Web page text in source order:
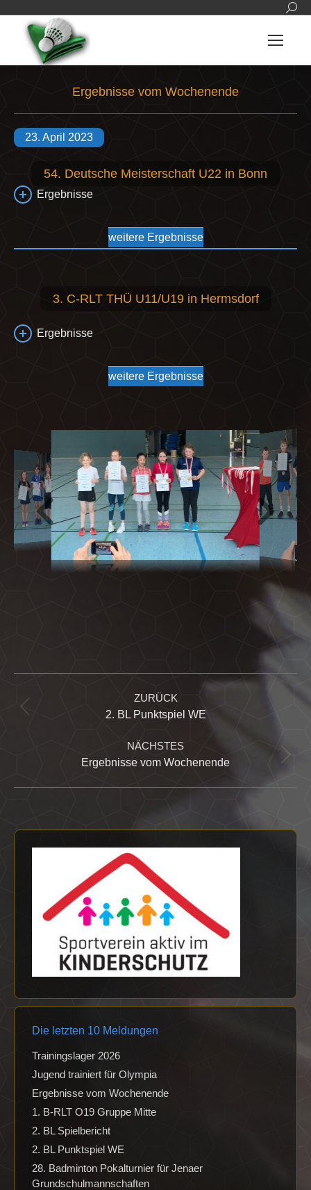
Ergebnisse vom Wochenende
23. April 2023
54. Deutsche Meisterschaft U22 in Bonn
Ergebnisse
weitere Ergebnisse
3. C-RLT THÜ U11/U19 in Hermsdorf
Ergebnisse
weitere Ergebnisse
ZURÜCK
Vorheriger
2. BL Punktspiel WE
NÄCHSTES
Nächster
Ergebnisse vom Wochenende
Die letzten 10 Meldungen
Trainingslager 2026
Jugend trainiert für Olympia
Ergebnisse vom Wochenende
1. B-RLT O19 Gruppe Mitte
2. BL Spielbericht
2. BL Punktspiel WE
28. Badminton Pokalturnier für Jenaer
Grundschulmannschaften